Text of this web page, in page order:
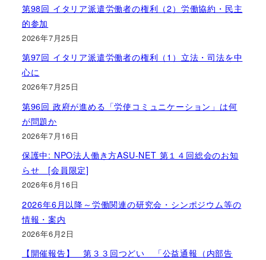
第98回 イタリア派遣労働者の権利（2）労働協約・民主
的参加
2026年7月25日
第97回 イタリア派遣労働者の権利（1）立法・司法を中
心に
2026年7月25日
第96回 政府が進める「労使コミュニケーション」は何
が問題か
2026年7月16日
保護中: NPO法人働き方ASU-NET 第１４回総会のお知
らせ [会員限定]
2026年6月16日
2026年6月以降～労働関連の研究会・シンポジウム等の
情報・案内
2026年6月2日
【開催報告】 第３３回つどい 「公益通報（内部告